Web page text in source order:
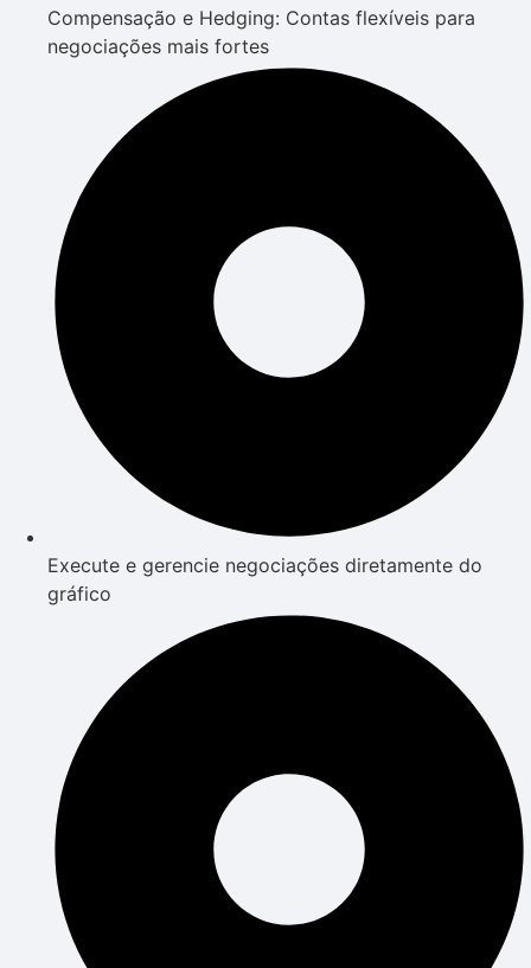
Compensação e Hedging: Contas flexíveis para
negociações mais fortes
Execute e gerencie negociações diretamente do
gráfico